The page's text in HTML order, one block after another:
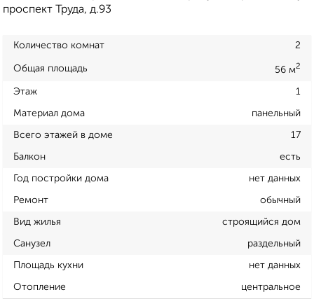
проспект Труда, д.93
Количество комнат 2
Общая площадь 56 м2
Этаж 1
Материал дома панельный
Всего этажей в доме 17
Балкон есть
Год постройки дома нет данных
Ремонт обычный
Вид жилья строящийся дом
Санузел раздельный
Площадь кухни нет данных
Отопление центральное